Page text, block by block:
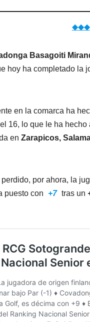
◆◆◆
Basagoiti
hoy ha completado la
en la comarca ha
16, lo que le ha
en Zarapicos,
por ahora, la
puesto con +7 tras un